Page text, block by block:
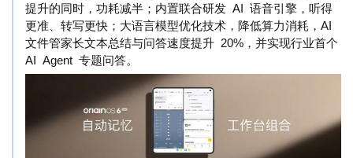
提升的同时，功耗减半；内置联合研发 AI 语音引擎，听得
更准、转写更快；大语言模型优化技术，降低算力消耗，AI
文件管家长文本总结与问答速度提升 20%，并实现行业首个
AI Agent 专题问答。